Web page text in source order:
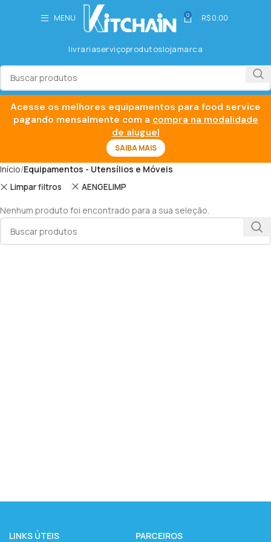
MENU 0 R$0,00
livrariaserviçoprodutoslojamarca
Início Equipamentos - Utensílios e Móveis
Limpar filtros AENGELIMP
Nenhum produto foi encontrado para a sua seleção.
LINKS ÚTEIS PARCEIROS
Acesse os melhores equipamentos para food service
pagando mensalmente com a compra na modalidade
de aluguel
SAIBA MAIS